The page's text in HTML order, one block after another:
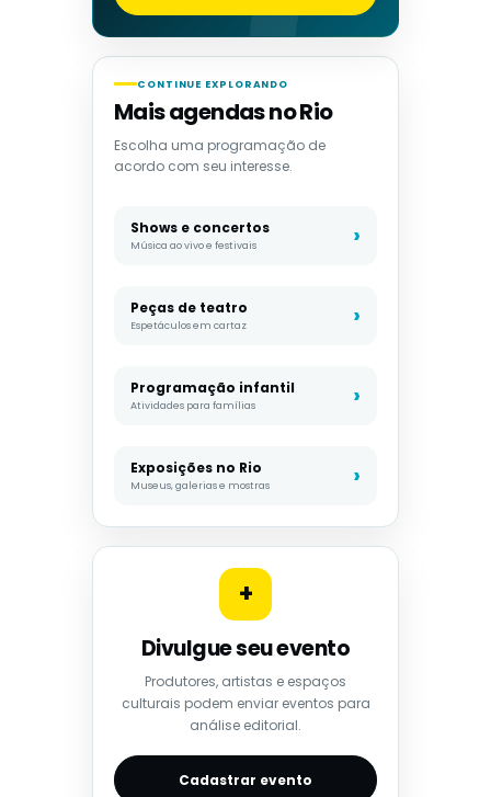
CONTINUE EXPLORANDO
Mais agendas no Rio
Escolha uma programação de
acordo com seu interesse.
Shows e concertos
Música ao vivo e festivais
Peças de teatro
Espetáculos em cartaz
Programação infantil
Atividades para famílias
Exposições no Rio
Museus, galerias e mostras
+
Divulgue seu evento
Produtores, artistas e espaços
culturais podem enviar eventos para
análise editorial.
Cadastrar evento